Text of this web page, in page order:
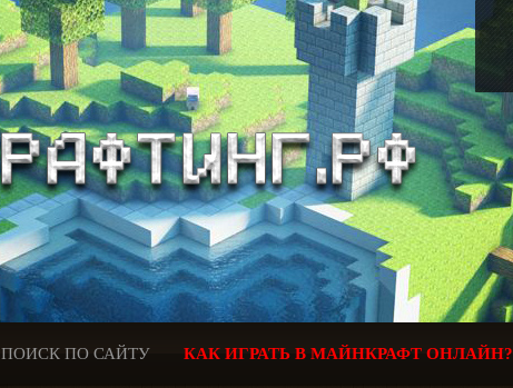
ПОИСК ПО САЙТУ КАК ИГРАТЬ В МАЙНКРАФТ ОНЛАЙН?